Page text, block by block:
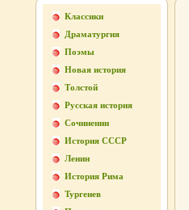
Классики
Драматургия
Поэмы
Новая история
Толстой
Русская история
Сочинении
История СССР
Ленин
История Рима
Тургенев